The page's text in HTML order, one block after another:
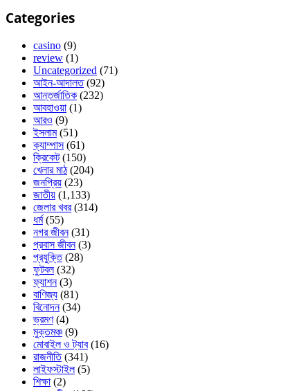
Categories
casino (9)
review (1)
Uncategorized (71)
আইন-আদালত(92)
আন্তর্জাতিক (232)
আবহাওয়া (1)
আরও (9)
ইসলাম(51)
ক্যাম্পাস(61)
ক্রিকেট(150)
খেলার মাঠ(204)
জনপ্রিয় (23)
জাতীয় (1,133)
জেলার খবর(314)
ধর্ম(55)
নগর জীবন(31)
প্রবাস জীবন(3)
প্রযুক্তি(28)
ফুটবল(32)
ফ্যাশন(3)
বাণিজ্য (81)
বিনোদন(34)
ভ্রমণ(4)
মুক্তমঞ্চ (9)
মোবাইল ও ট্যাব(16)
রাজনীতি(341)
লাইফস্টাইল(5)
শিক্ষা (2)